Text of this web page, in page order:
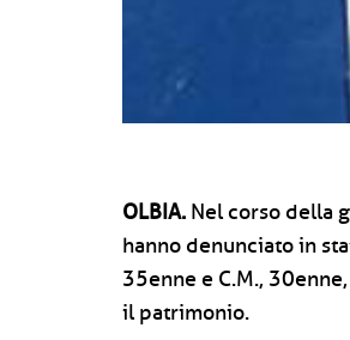
OLBIA. Nel corso della
hanno denunciato in
35enne e C.M.,
il patrimonio.